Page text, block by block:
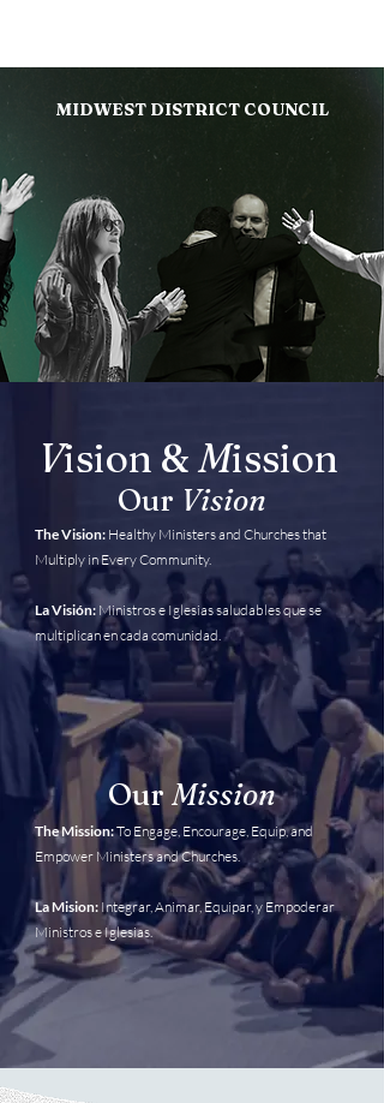
MIDWEST DISTRICT COUNCIL
Vision &Mission
Our Vision
The Vision: Healthy Ministers and Churches that
Multiply in Every Community.
La Visión: Ministros e Iglesias saludables que se
multiplican en cada comunidad.
Our Mission
The Mission:To Engage, Encourage, Equip, and
Empower Ministers and Churches.
La Mision: Integrar, Animar, Equipar, y Empoderar
Ministros e Iglesias.